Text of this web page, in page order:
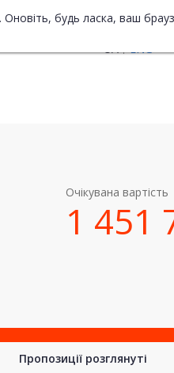
будь ласка, ваш
UA
ENG
Очікувана вартість
1 451
Пропозиції розглянуті